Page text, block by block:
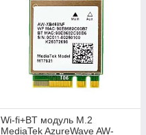
Wi-fi+BT модуль M.2
MediaTek AzureWave AW-